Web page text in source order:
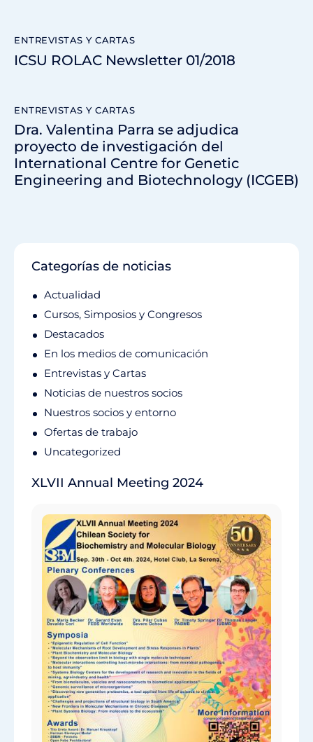
ENTREVISTAS Y CARTAS
ICSU ROLAC Newsletter 01/2018
ENTREVISTAS Y CARTAS
Dra. Valentina Parra se adjudica
proyecto de investigación del
International Centre for Genetic
Engineering and Biotechnology (ICGEB)
Categorías de noticias
Actualidad
Cursos, Simposios y Congresos
Destacados
En los medios de comunicación
Entrevistas y Cartas
Noticias de nuestros socios
Nuestros socios y entorno
Ofertas de trabajo
Uncategorized
XLVII Annual Meeting 2024